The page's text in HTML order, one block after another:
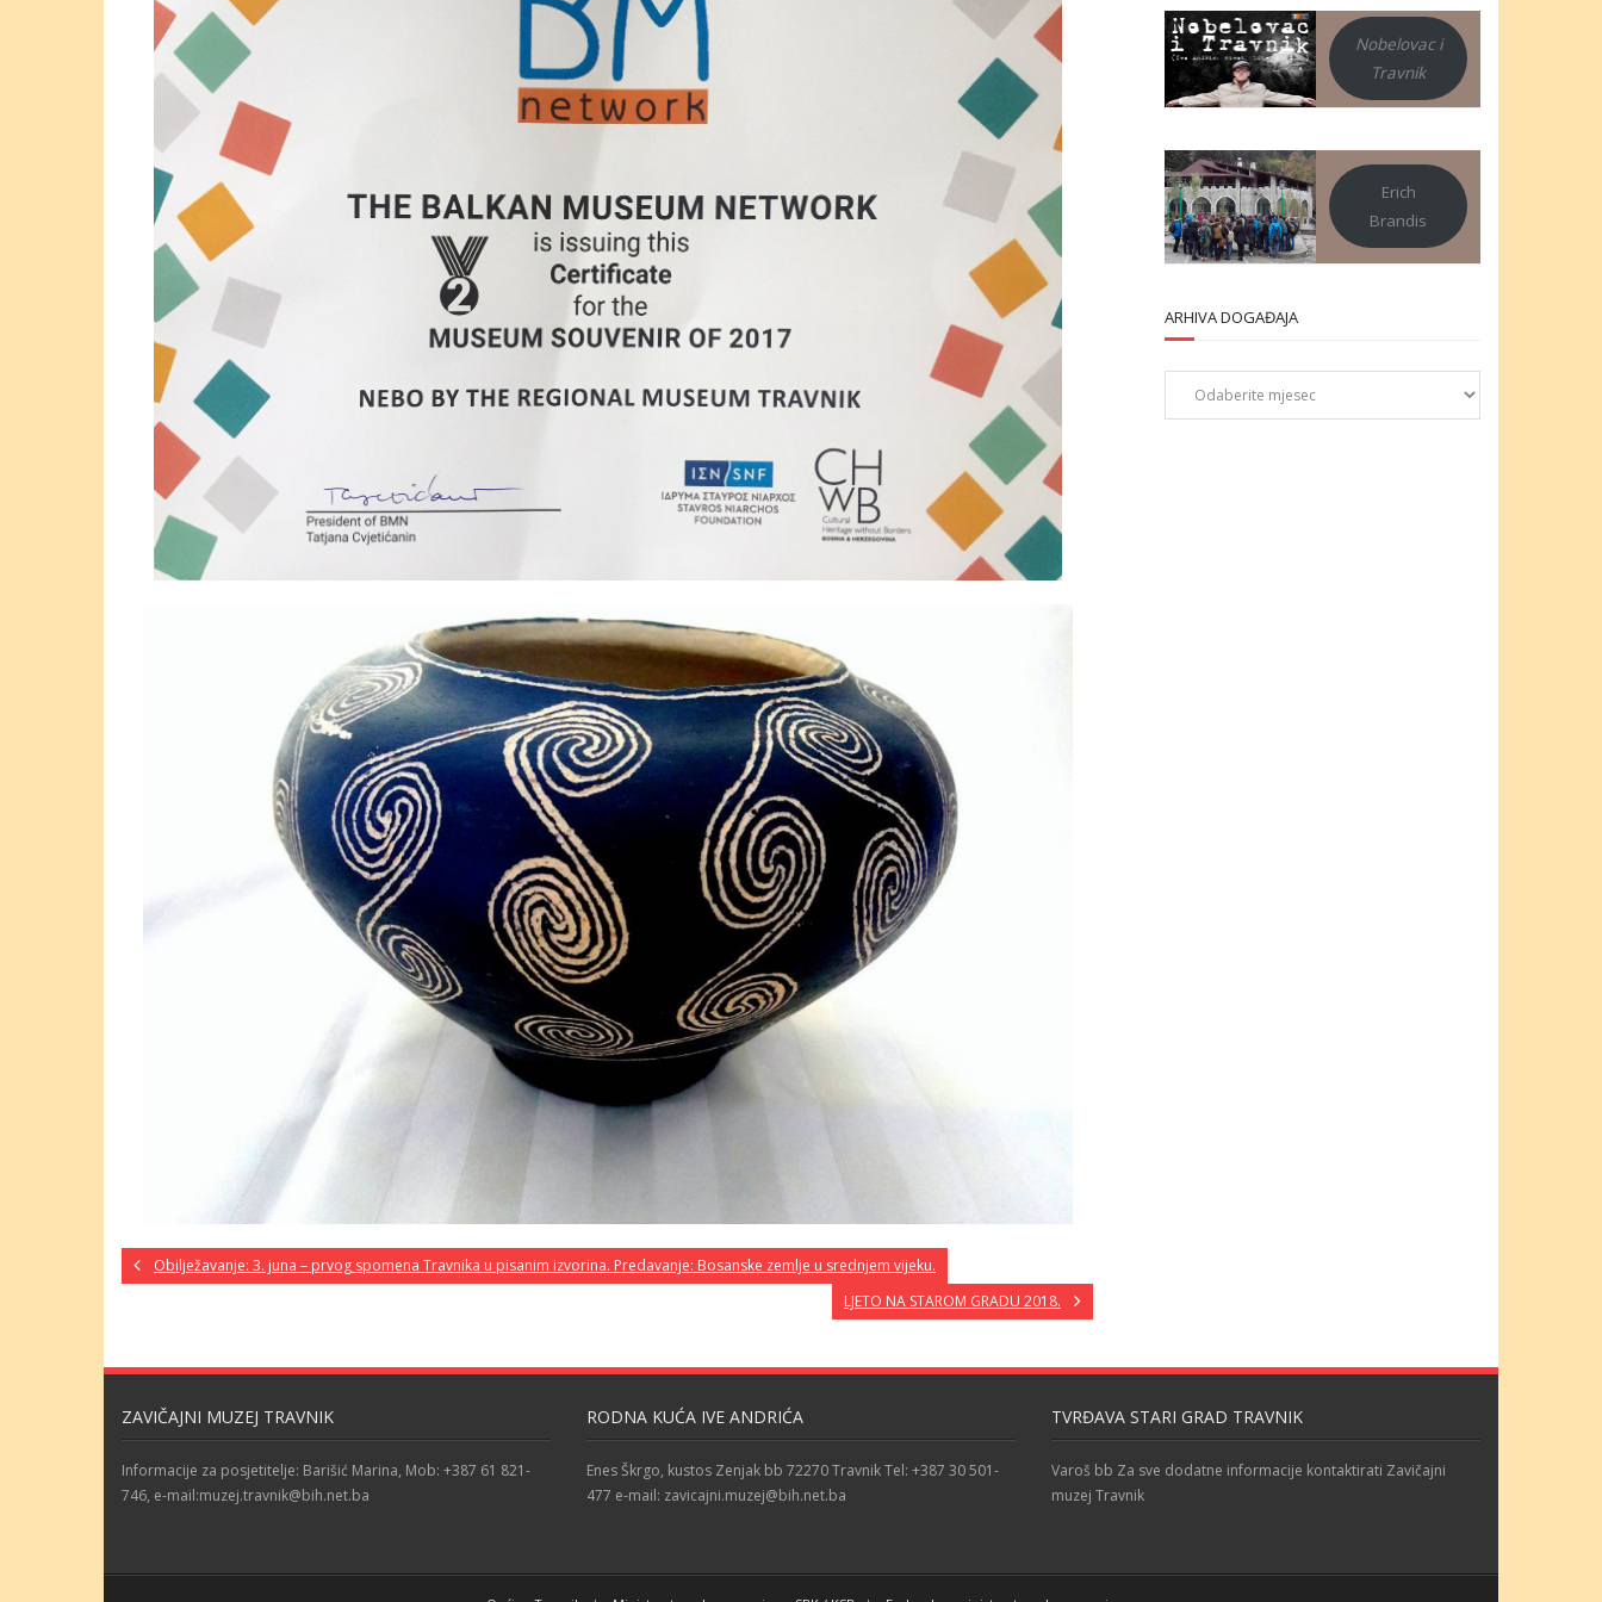
Obilježavanje: 3. juna – prvog spomena Travnika u pisanim izvorina. Predavanje: Bosanske zemlje u srednjem vijeku.
LJETO NA STAROM GRADU 2018.
Nobelovac i
Travnik
Erich
Brandis
ARHIVA DOGAĐAJA
Arhiva
događaja
ZAVIČAJNI MUZEJ TRAVNIK
Informacije za posjetitelje: Barišić Marina, Mob: +387 61 821-
746, e-mail:muzej.travnik@bih.net.ba
RODNA KUĆA IVE ANDRIĆA
Enes Škrgo, kustos Zenjak bb 72270 Travnik Tel: +387 30 501-
477 e-mail: zavicajni.muzej@bih.net.ba
TVRĐAVA STARI GRAD TRAVNIK
Varoš bb Za sve dodatne informacije kontaktirati Zavičajni
muzej Travnik